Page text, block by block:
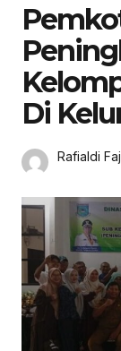
Di
Rafialdi